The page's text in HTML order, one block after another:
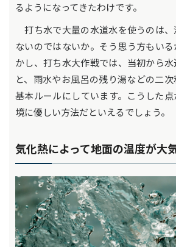
るようになってきたわけです。
打ち水で大量の水道水を使うのは、
ないのではないか。そう思う方もい
かし、打ち水大作戦では、当初から
と、雨水やお風呂の残り湯などの二
基本ルールにしています。こうした
境に優しい方法だといえるでしょう。
気化熱によって地面の温度が大